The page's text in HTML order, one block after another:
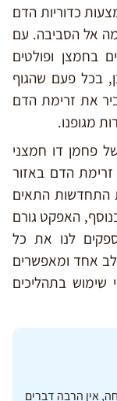
כדוריות הדם
אל הסביבה. עם
בחמצן ופולטים
בכל פעם שהגוף
את זרימת הדם
מגופנו.
פחמן דו חמצני
הדם באזור
התחדשות התאים
בנוסף, האפקט גורם
לנו את כל
אחד ומאפשרים
בתהליכים
אין הרבה דברים